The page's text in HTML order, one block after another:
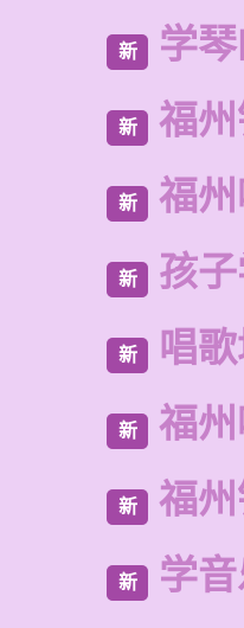
新 学
新 福
新 福
新 孩
新 唱
新 福
新 福
新 学